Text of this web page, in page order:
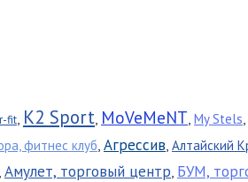
fit, K2 Sport, MoVeMeNT, My Stels,
фитнес клуб, Агрессив, Алтайский
, Амулет, торговый центр, БУМ,